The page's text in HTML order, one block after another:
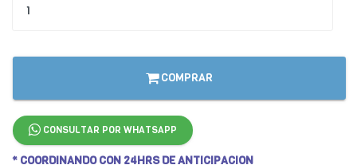
COMPRAR
CONSULTAR POR WHATSAPP
* COORDINANDO CON 24HRS DE ANTICIPACION